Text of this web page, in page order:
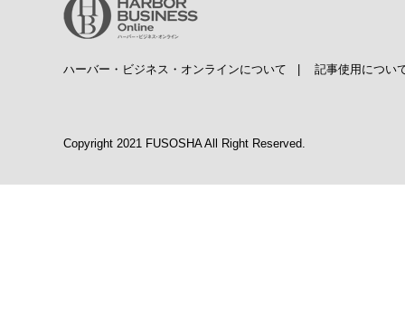
ハーバー・ビジネス・オンラインについて 記事使用につい
Copyright 2021 FUSOSHA All Right Reserved.